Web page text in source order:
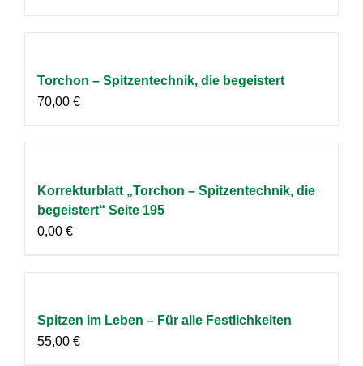
Torchon – Spitzentechnik, die begeistert
70,00 €
Korrekturblatt „Torchon – Spitzentechnik, die
begeistert“ Seite 195
0,00 €
Spitzen im Leben – Für alle Festlichkeiten
55,00 €